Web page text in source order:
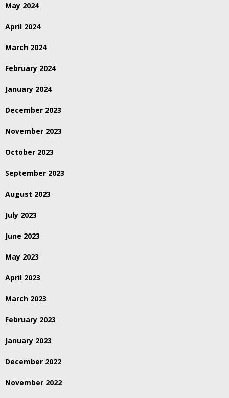
May 2024
April 2024
March 2024
February 2024
January 2024
December 2023
November 2023
October 2023
September 2023
August 2023
July 2023
June 2023
May 2023
April 2023
March 2023
February 2023
January 2023
December 2022
November 2022